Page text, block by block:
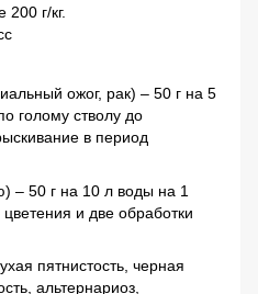
г/кг.
ожог, рак) – 50 г на 5
голому стволу до
в период
– 50 г на 10 л воды на 1
и две обработки
пятнистость, черная
альтернариоз,